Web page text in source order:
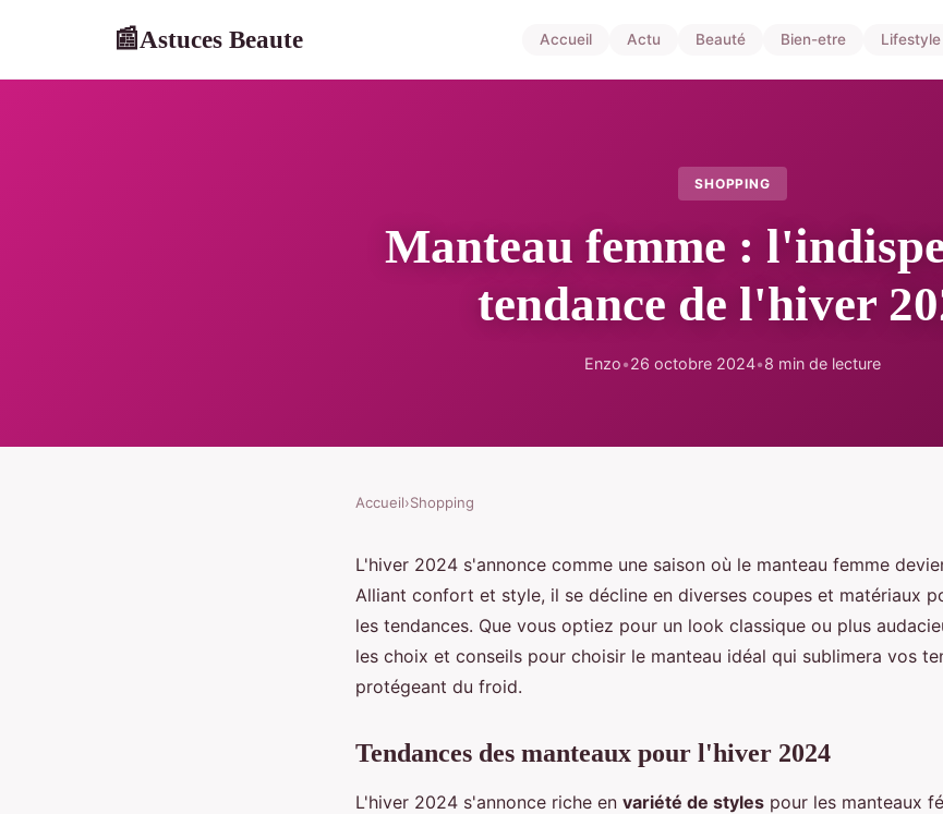
📰Astuces Beaute Accueil Actu Beauté Bien-etre Lifestyle
SHOPPING
Manteau femme :
tendance de l'hiver
Enzo•26 octobre 2024•8 min de lecture
Accueil›Shopping
L'hiver 2024 s'annonce comme une saison où le manteau femme
Alliant confort et style, il se décline en diverses coupes et matériaux
les tendances. Que vous optiez pour un look classique ou plus
les choix et conseils pour choisir le manteau idéal qui sublimera vos
protégeant du froid.
Tendances des manteaux pour l'hiver 2024
L'hiver 2024 s'annonce riche en variété de styles pour les manteaux